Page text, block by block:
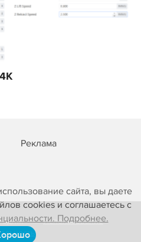
сайта, вы даете
cookies и соглашаетесь с
Подробнее.
Реклама
Использование